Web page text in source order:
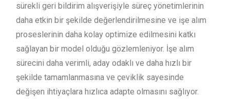
sürekli geri bildirim alışverişiyle süreç yönetimlerinin
daha etkin bir şekilde değerlendirilmesine ve işe alım
proseslerinin daha kolay optimize edilmesini katkı
sağlayan bir model olduğu gözlemleniyor. İşe alım
sürecini daha verimli, aday odaklı ve daha hızlı bir
şekilde tamamlanmasına ve çeviklik sayesinde
değişen ihtiyaçlara hızlıca adapte olmasını sağlıyor.